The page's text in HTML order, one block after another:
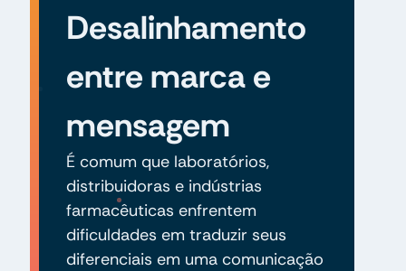
Desalinhamento
entre marca e
mensagem
É comum que laboratórios,
distribuidoras e indústrias
farmacêuticas enfrentem
dificuldades em traduzir seus
diferenciais em uma comunicação